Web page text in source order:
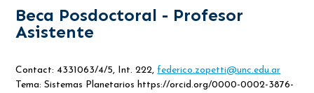
Beca Posdoctoral - Profesor
Asistente
Contact: 4331063/4/5, Int. 222, federico.zopetti@unc.edu.ar
Tema: Sistemas Planetarios https://orcid.org/0000-0002-3876-